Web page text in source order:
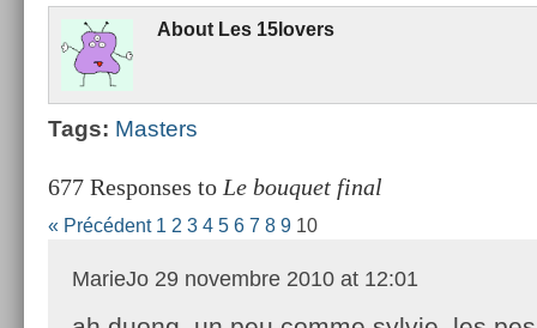
About Les 15lovers
Tags: Mast­ers
677 Responses to Le bouquet final
« Précédent 1 2 3 4 5 6 7 8 9 10
MarieJo 29 novembre 2010 at 12:01